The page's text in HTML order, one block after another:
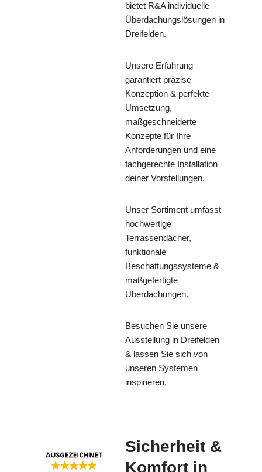
bietet R&A individuelle
Überdachungslösungen in
Dreifelden.
Unsere Erfahrung
garantiert präzise
Konzeption & perfekte
Umsetzung,
maßgeschneiderte
Konzepte für Ihre
Anforderungen und eine
fachgerechte Installation
deiner Vorstellungen.
Unser Sortiment umfasst
hochwertige
Terrassendächer,
funktionale
Beschattungssysteme &
maßgefertigte
Überdachungen.
Besuchen Sie unsere
Ausstellung in Dreifelden
& lassen Sie sich von
unseren Systemen
inspirieren.
Sicherheit &
Komfort in